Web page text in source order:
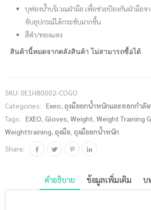
บุฟองน้ำบริเวณฝ่ามือ เพื่อช่วยป้องกันฝ่ามือจ
จับอุปกรณ์ได้กระชับมากขึ้น
สีดำ/ทองแดง
สินค้านี้หมดจากคลังสินค้า ไม่สามารถซื้อได้
SKU: 0E1H80002-COGO
Categories:
Exeo, ถุงมือยกน้ำหนักและออกกำลัง
Tags:
EXEO, Gloves, Weight, Weight Training
Weighttraining, ถุงมือ, ถุงมือยกน้ำหนัก
Share:
คำอธิบาย ข้อมูลเพิ่มเติม บ